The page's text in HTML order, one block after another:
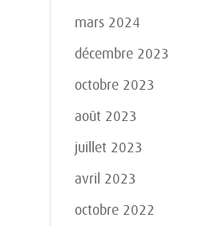
mars 2024
décembre 2023
octobre 2023
août 2023
juillet 2023
avril 2023
octobre 2022